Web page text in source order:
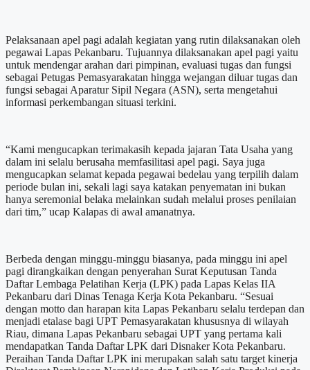
Pelaksanaan apel pagi adalah kegiatan yang rutin dilaksanakan oleh
pegawai Lapas Pekanbaru. Tujuannya dilaksanakan apel pagi yaitu
untuk mendengar arahan dari pimpinan, evaluasi tugas dan fungsi
sebagai Petugas Pemasyarakatan hingga wejangan diluar tugas dan
fungsi sebagai Aparatur Sipil Negara (ASN), serta mengetahui
informasi perkembangan situasi terkini.
“Kami mengucapkan terimakasih kepada jajaran Tata Usaha yang
dalam ini selalu berusaha memfasilitasi apel pagi. Saya juga
mengucapkan selamat kepada pegawai bedelau yang terpilih dalam
periode bulan ini, sekali lagi saya katakan penyematan ini bukan
hanya seremonial belaka melainkan sudah melalui proses penilaian
dari tim,” ucap Kalapas di awal amanatnya.
Berbeda dengan minggu-minggu biasanya, pada minggu ini apel
pagi dirangkaikan dengan penyerahan Surat Keputusan Tanda
Daftar Lembaga Pelatihan Kerja (LPK) pada Lapas Kelas IIA
Pekanbaru dari Dinas Tenaga Kerja Kota Pekanbaru. “Sesuai
dengan motto dan harapan kita Lapas Pekanbaru selalu terdepan dan
menjadi etalase bagi UPT Pemasyarakatan khususnya di wilayah
Riau, dimana Lapas Pekanbaru sebagai UPT yang pertama kali
mendapatkan Tanda Daftar LPK dari Disnaker Kota Pekanbaru.
Peraihan Tanda Daftar LPK ini merupakan salah satu target kinerja